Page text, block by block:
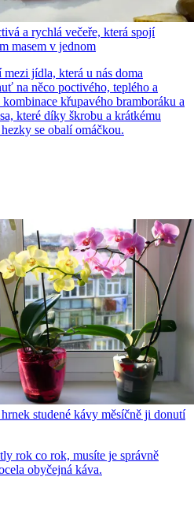
a rychlá večeře, která spojí
masem v jednom
jídla, která u nás doma
na něco poctivého, teplého a
křupavého bramboráku a
které díky škrobu a krátkému
se obalí omáčkou.
studené kávy měsíčně ji donutí
rok co rok, musíte je správně
obyčejná káva.